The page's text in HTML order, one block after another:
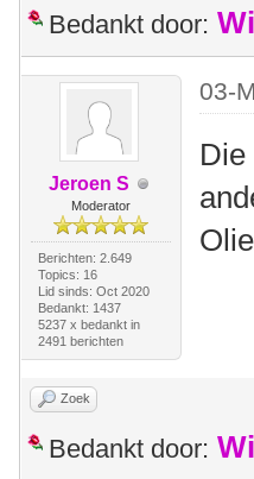
Bedankt door:
Jeroen S
Moderator
Berichten: 2.649
Topics: 16
Lid sinds: Oct 2020
Bedankt: 1437
5237 x bedankt in
2491 berichten
03-
Zoek
Bedankt door: